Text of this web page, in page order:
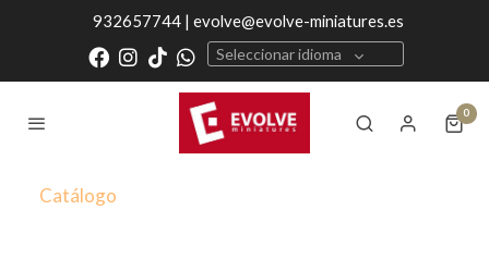
932657744 | evolve@evolve-miniatures.es
Seleccionar idioma
0
Catálogo